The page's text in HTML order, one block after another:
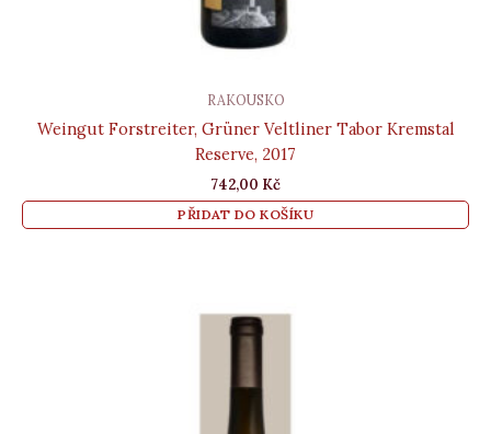
RAKOUSKO
Weingut Forstreiter, Grüner Veltliner Tabor Kremstal
Reserve, 2017
742,00 Kč
PŘIDAT DO KOŠÍKU